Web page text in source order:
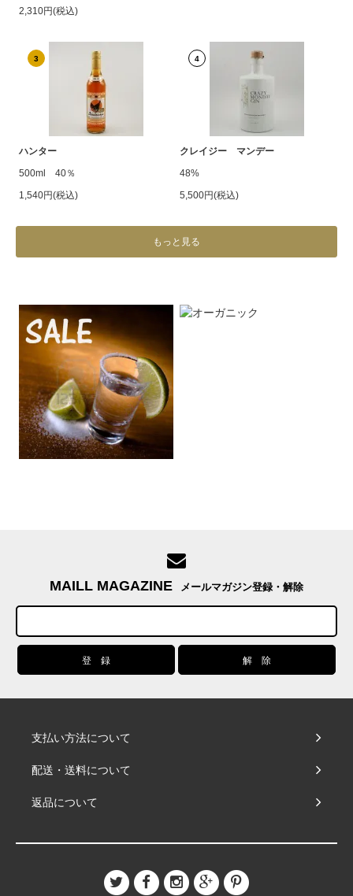
2,310円(税込)
3
ハンター
500ml 40％
1,540円(税込)
4
クレイジー マンデー
48%
5,500円(税込)
もっと見る
MAILL MAGAZINE メールマガジン登録・解除
支払い方法について
配送・送料について
返品について